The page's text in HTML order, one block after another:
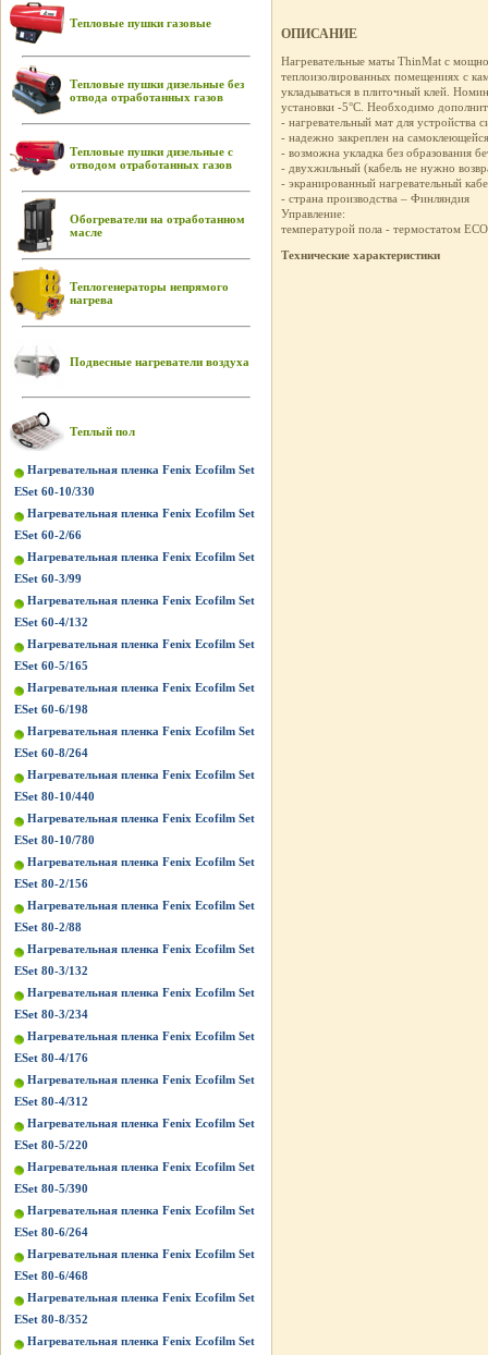
Тепловые пушки газовые
Тепловые пушки дизельные без
отвода отработанных газов
Тепловые пушки дизельные с
отводом отработанных газов
Обогреватели на отработанном
масле
Теплогенераторы непрямого
нагрева
Подвесные нагреватели воздуха
Теплый пол
Нагревательная пленка Fenix Ecofilm Set
ESet 60-10/330
Нагревательная пленка Fenix Ecofilm Set
ESet 60-2/66
Нагревательная пленка Fenix Ecofilm Set
ESet 60-3/99
Нагревательная пленка Fenix Ecofilm Set
ESet 60-4/132
Нагревательная пленка Fenix Ecofilm Set
ESet 60-5/165
Нагревательная пленка Fenix Ecofilm Set
ESet 60-6/198
Нагревательная пленка Fenix Ecofilm Set
ESet 60-8/264
Нагревательная пленка Fenix Ecofilm Set
ESet 80-10/440
Нагревательная пленка Fenix Ecofilm Set
ESet 80-10/780
Нагревательная пленка Fenix Ecofilm Set
ESet 80-2/156
Нагревательная пленка Fenix Ecofilm Set
ESet 80-2/88
Нагревательная пленка Fenix Ecofilm Set
ESet 80-3/132
Нагревательная пленка Fenix Ecofilm Set
ESet 80-3/234
Нагревательная пленка Fenix Ecofilm Set
ESet 80-4/176
Нагревательная пленка Fenix Ecofilm Set
ESet 80-4/312
Нагревательная пленка Fenix Ecofilm Set
ESet 80-5/220
Нагревательная пленка Fenix Ecofilm Set
ESet 80-5/390
Нагревательная пленка Fenix Ecofilm Set
ESet 80-6/264
Нагревательная пленка Fenix Ecofilm Set
ESet 80-6/468
Нагревательная пленка Fenix Ecofilm Set
ESet 80-8/352
Нагревательная пленка Fenix Ecofilm Set
ОПИСАНИЕ
Нагревательные маты ThinMat с
теплоизолированных помещениях с
укладываться в плиточный клей.
установки -5°C. Необходимо
- нагревательный мат для устройства
- надежно закреплен на
- возможна укладка без образования
- двухжильный (кабель не нужно
- экранированный нагревательный
- страна производства – Финляндия
Управление:
температурой пола - термостатом
Технические характеристики